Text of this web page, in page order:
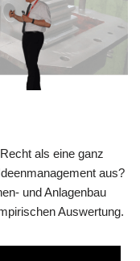
als eine ganz
aus?
und Anla­gen­bau
Auswertung.